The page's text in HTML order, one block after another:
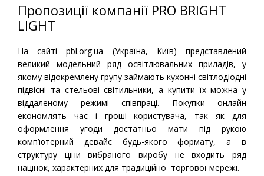
Пропозиції компанії PRO BRIGHT
LIGHT
На сайті pbl.org.ua (Україна, Київ) представлений
великий модельний ряд освітлювальних приладів, у
якому відокремлену групу займають кухонні світлодіодні
підвісні та стельові світильники, а купити їх можна у
віддаленому режимі співпраці. Покупки онлайн
економлять час і гроші користувача, так як для
оформлення угоди достатньо мати під рукою
комп’ютерний девайс будь-якого формату, а в
структуру ціни вибраного виробу не входить ряд
націнок, характерних для традиційної торгової мережі.